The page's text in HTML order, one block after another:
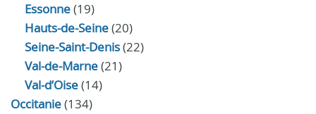
Essonne(19)
Hauts-de-Seine(20)
Seine-Saint-Denis(22)
Val-de-Marne(21)
Val-d’Oise(14)
Occitanie(134)